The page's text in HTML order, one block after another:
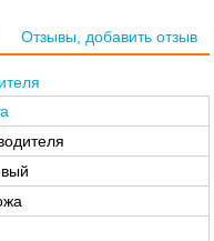
Отзывы, добавить отзыв